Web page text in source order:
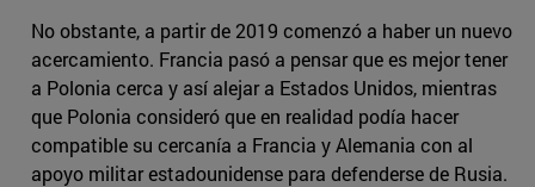
No obstante, a partir de 2019 comenzó a haber un nuevo
acercamiento. Francia pasó a pensar que es mejor tener
a Polonia cerca y así alejar a Estados Unidos, mientras
que Polonia consideró que en realidad podía hacer
compatible su cercanía a Francia y Alemania con al
apoyo militar estadounidense para defenderse de Rusia.